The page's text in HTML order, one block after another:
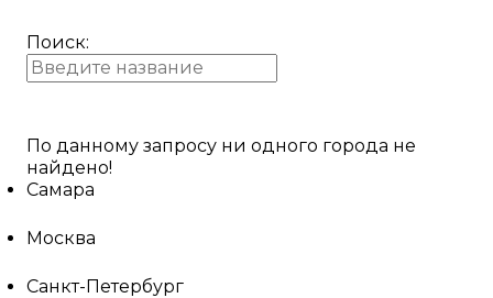
Поиск:
По данному запросу ни одного города не
найдено!
Самара
Москва
Санкт-Петербург